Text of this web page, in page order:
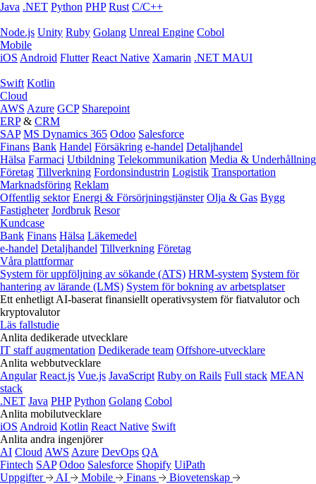
Java .NET Python PHP Rust C/C++
Node.js Unity Ruby Golang Unreal Engine Cobol
Mobile
iOS Android Flutter React Native Xamarin .NET MAUI
Swift Kotlin
Cloud
AWS Azure GCP Sharepoint
ERP& CRM
SAP MS Dynamics 365 Odoo Salesforce
Finans Bank Handel Försäkring e‑handel Detaljhandel
Hälsa Farmaci Utbildning Telekommunikation Media & Underhållning
Företag Tillverkning Fordonsindustrin Logistik Transportation
Marknadsföring Reklam
Offentlig sektor Energi & Försörjningstjänster Olja & Gas Bygg
Fastigheter Jordbruk Resor
Kundcase
Bank Finans Hälsa Läkemedel
e‑handel Detaljhandel Tillverkning Företag
Våra plattformar
System för uppföljning av sökande (ATS) HRM-system System för
hantering av lärande (LMS) System för bokning av arbetsplatser
Ett enhetligt AI-baserat finansiellt operativsystem för fiatvalutor och
kryptovalutor
Läs fallstudie
Anlita dedikerade utvecklare
IT staff augmentation Dedikerade team Offshore-utvecklare
Anlita webbutvecklare
Angular React.js Vue.js JavaScript Ruby on Rails Full stack MEAN
stack
.NET Java PHP Python Golang Cobol
Anlita mobilutvecklare
iOS Android Kotlin React Native Swift
Anlita andra ingenjörer
AI Cloud AWS Azure DevOps QA
Fintech SAP Odoo Salesforce Shopify UiPath
Uppgifter
AI Mobile Finans Biovetenskap